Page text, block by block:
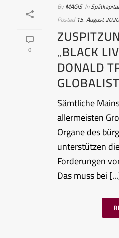
0
ByMAGIS In
Posted 15. August 2020
„BLACK
DONALD
Sämtliche
allermeisten
Organe des
unterstützen
Forderungen
Das muss bei